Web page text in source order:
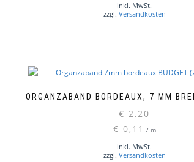
inkl. MwSt.
zzgl. Versandkosten
ORGANZABAND BORDEAUX, 7 MM
€ 2,20
€ 0,11 / m
inkl. MwSt.
zzgl. Versandkosten